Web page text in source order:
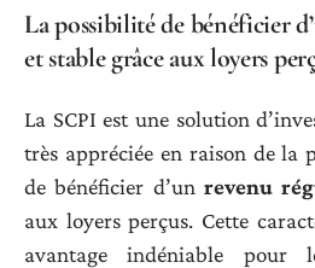
La possibilité de bénéficier
et stable grâce aux loyers
La SCPI est une solution
très appréciée en raison de la
de bénéficier d’un revenu
aux loyers perçus. Cette
avantage indéniable pour